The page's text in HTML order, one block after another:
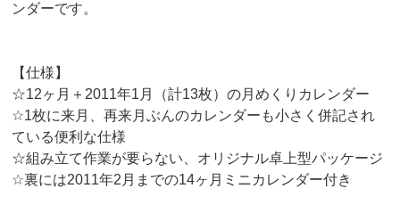
ンダーです。
【仕様】
☆12ヶ月＋2011年1月（計13枚）の月めくりカレンダー
☆1枚に来月、再来月ぶんのカレンダーも小さく併記され
ている便利な仕様
☆組み立て作業が要らない、オリジナル卓上型パッケージ
☆裏には2011年2月までの14ヶ月ミニカレンダー付き